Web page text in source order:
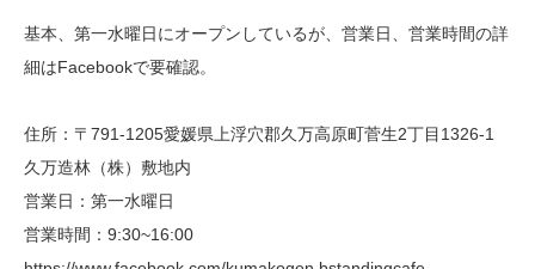
基本、第一水曜日にオープンしているが、営業日、営業時間の詳
細はFacebookで要確認。
住所：〒791-1205愛媛県上浮穴郡久万高原町菅生2丁目1326-1
久万造林（株）敷地内
営業日：第一水曜日
営業時間：9:30~16:00